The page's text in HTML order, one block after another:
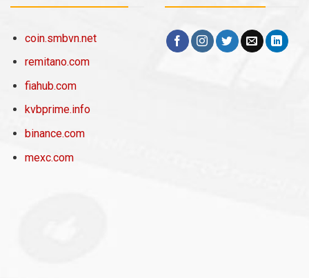
coin.smbvn.net
remitano.com
fiahub.com
kvbprime.info
binance.com
mexc.com